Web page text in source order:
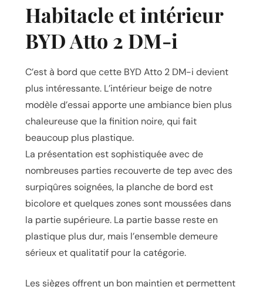
Habitacle et intérieur
BYD Atto 2 DM-i
C’est à bord que cette BYD Atto 2 DM-i devient
plus intéressante. L’intérieur beige de notre
modèle d’essai apporte une ambiance bien plus
chaleureuse que la finition noire, qui fait
beaucoup plus plastique.
La présentation est sophistiquée avec de
nombreuses parties recouverte de tep avec des
surpiqûres soignées, la planche de bord est
bicolore et quelques zones sont moussées dans
la partie supérieure. La partie basse reste en
plastique plus dur, mais l’ensemble demeure
sérieux et qualitatif pour la catégorie.
Les sièges offrent un bon maintien et permettent